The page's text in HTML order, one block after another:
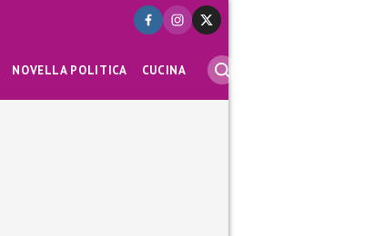
NOVELLA POLITICA CUCINA